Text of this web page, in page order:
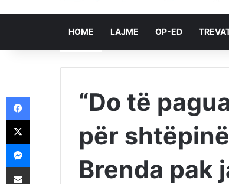
HOME LAJME OP-ED
“Do të
për
Brenda pak